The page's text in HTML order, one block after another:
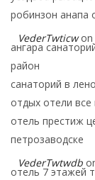
робинзон анапа
VederTwticw on
ангара
район
санаторий в
отдых отели
отель престиж
петрозаводске
VederTwtwdb
отель 7 этажей